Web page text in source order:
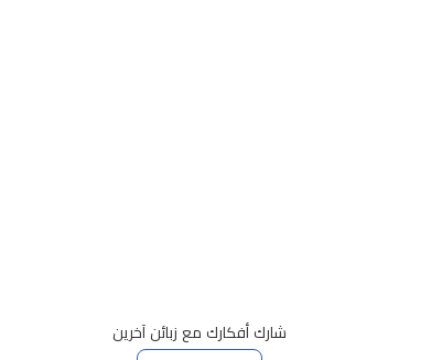
شارك أفكارك مع زبائن آخرين